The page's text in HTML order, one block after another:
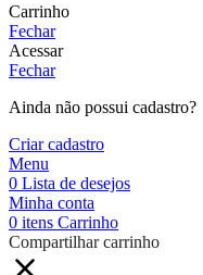
Carrinho
Fechar
Acessar
Fechar
Ainda não possui cadastro?
Criar cadastro
Menu
0 Lista de desejos
Minha conta
0 itens Carrinho
Compartilhar carrinho